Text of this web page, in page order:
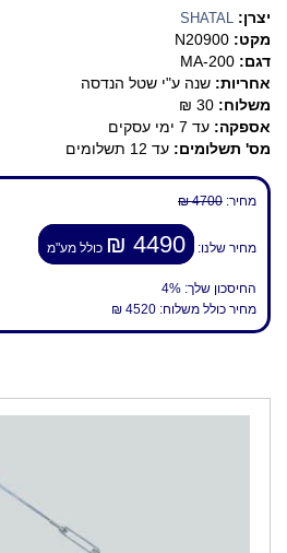
יצרן: SHATAL
מקט: N20900
דגם: MA-200
אחריות: שנה ע"י שטל הנדסה
משלוח: 30 ₪
אספקה: עד 7 ימי עסקים
מס' תשלומים: עד 12 תשלומים
מחיר: 4700 ₪
מחיר שלנו: 4490 ₪ כולל מע"מ
החיסכון שלך: 4%
מחיר כולל משלוח: 4520 ₪